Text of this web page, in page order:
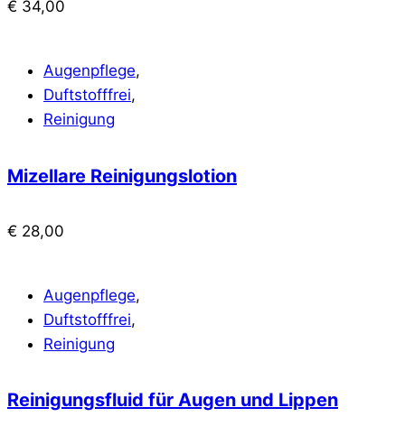
€ 34,00
Augenpflege,
Duftstofffrei,
Reinigung
Mizellare Reinigungslotion
€ 28,00
Augenpflege,
Duftstofffrei,
Reinigung
Reinigungsfluid für Augen und Lippen